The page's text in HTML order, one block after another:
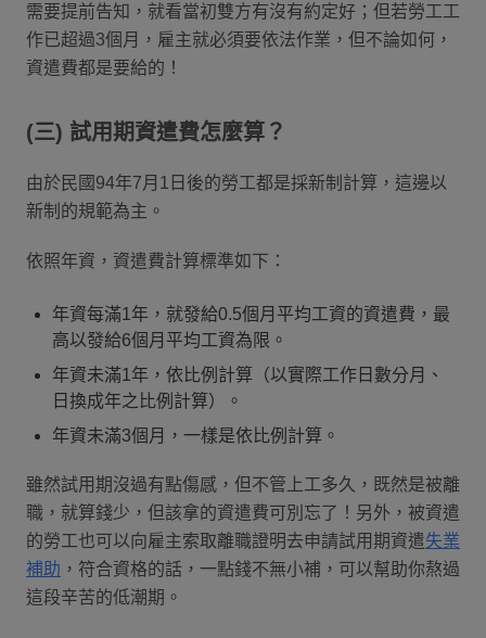
需要提前告知，就看當初雙方有沒有約定好；但若勞工工
作已超過3個月，雇主就必須要依法作業，但不論如何，
資遣費都是要給的！
(三) 試用期資遣費怎麼算？
由於民國94年7月1日後的勞工都是採新制計算，這邊以
新制的規範為主。
依照年資，資遣費計算標準如下：
年資每滿1年，就發給0.5個月平均工資的資遣費，最
高以發給6個月平均工資為限。
年資未滿1年，依比例計算（以實際工作日數分月、
日換成年之比例計算）。
年資未滿3個月，一樣是依比例計算。
雖然試用期沒過有點傷感，但不管上工多久，既然是被離
職，就算錢少，但該拿的資遣費可別忘了！另外，被資遣
的勞工也可以向雇主索取離職證明去申請試用期資遣失業
補助 ，符合資格的話，一點錢不無小補，可以幫助你熬過
這段辛苦的低潮期。